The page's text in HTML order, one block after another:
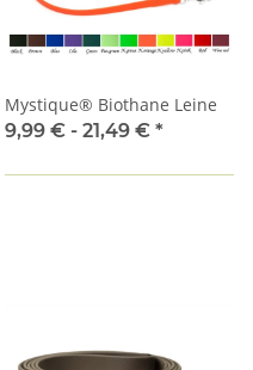
Mystique® Biothane Leine
9,99 € - 21,49 € *